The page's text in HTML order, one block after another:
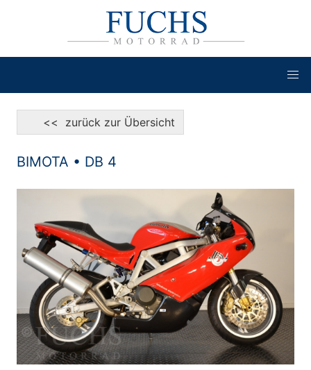
<< zurück zur Übersicht
BIMOTA • DB 4